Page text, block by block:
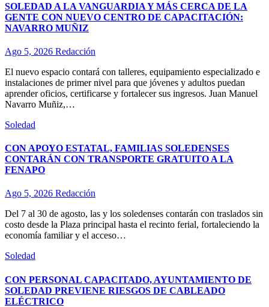
SOLEDAD A LA VANGUARDIA Y MÁS CERCA DE LA
GENTE CON NUEVO CENTRO DE CAPACITACIÓN:
NAVARRO MUÑIZ
Ago 5, 2026 Redacción
El nuevo espacio contará con talleres, equipamiento especializado e
instalaciones de primer nivel para que jóvenes y adultos puedan
aprender oficios, certificarse y fortalecer sus ingresos. Juan Manuel
Navarro Muñiz,…
Soledad
CON APOYO ESTATAL, FAMILIAS SOLEDENSES
CONTARÁN CON TRANSPORTE GRATUITO A LA
FENAPO
Ago 5, 2026 Redacción
Del 7 al 30 de agosto, las y los soledenses contarán con traslados sin
costo desde la Plaza principal hasta el recinto ferial, fortaleciendo la
economía familiar y el acceso…
Soledad
CON PERSONAL CAPACITADO, AYUNTAMIENTO DE
SOLEDAD PREVIENE RIESGOS DE CABLEADO
ELÉCTRICO